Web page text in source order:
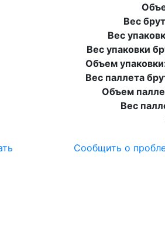
Вес
Вес
Вес упаковки
Объем
Вес паллета
Объем
Вес
Сообщить о